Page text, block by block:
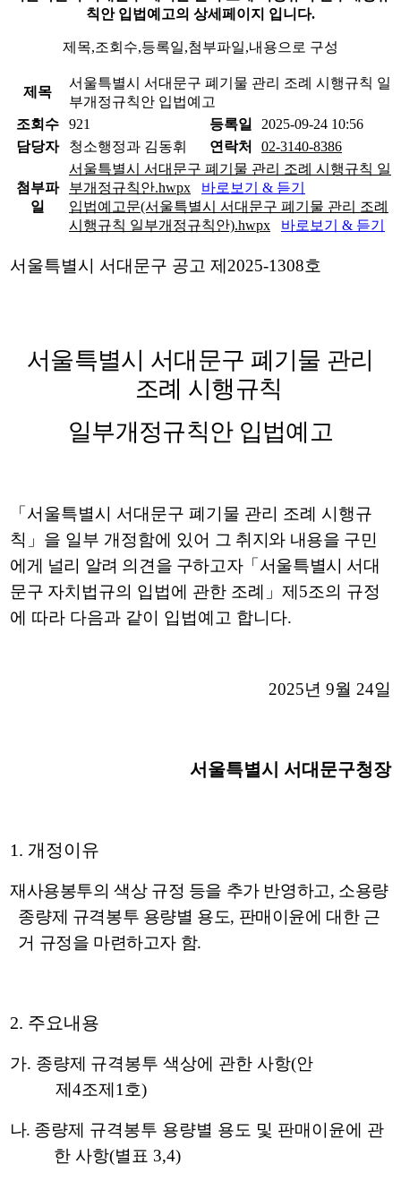
칙안 입법예고의 상세페이지 입니다.
제목,조회수,등록일,첨부파일,내용으로 구성
제목
서울특별시 서대문구 폐기물 관리 조례 시행규칙 일
부개정규칙안 입법예고
조회수
921 등록일
2025-09-24 10:56
담당자
청소행정과 김동휘 연락처 02-3140-8386
첨부파
일
서울특별시 서대문구 폐기물 관리 조례 시행규칙 일
부개정규칙안.hwpx
바로보기 & 듣기
입법예고문(서울특별시 서대문구 폐기물 관리 조례
시행규칙 일부개정규칙안).hwpx
바로보기 & 듣기
서울특별시 서대문구 공고 제2025-1308호
서울특별시 서대문구 폐기물 관리
조례 시행규칙
일부개정규칙안 입법예고
「서울특별시 서대문구 폐기물 관리 조례 시행규
칙 」 을 일부 개정함에 있어 그 취지와 내용을 구민
에게 널리 알려 의견을 구하고자「서울특별시 서대
문구 자치법규의 입법에 관한 조례 」제5조의 규정
에 따라 다음과 같이 입법예고 합니다.
2025년 9월 24일
서울특별시 서대문구청장
1. 개정이유
재사용봉투의 색상 규정 등을 추가 반영하고, 소용량
종량제 규격봉투 용량별 용도, 판매이윤에 대한 근
거 규정을 마련하고자 함.
2. 주요내용
가. 종량제 규격봉투 색상에 관한 사항(안
제4조제1 호)
나. 종량제 규격봉투 용량별 용도 및 판매이윤에 관
한 사항(별표 3,4)